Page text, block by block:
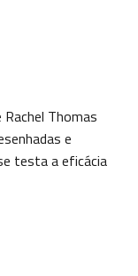
Rachel Thomas
e
testa a eficácia